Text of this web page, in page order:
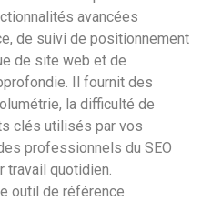
avancées
de suivi de positionnement
de site web et de
Il fournit des
la difficulté de
clés utilisés par vos
professionnels du SEO
travail quotidien.
outil de référence